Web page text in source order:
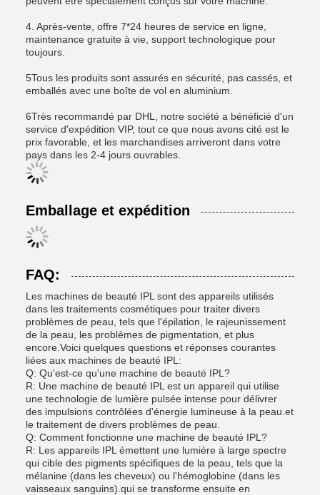
4. Après-vente, offre 7*24 heures de service en ligne,
maintenance gratuite à vie, support technologique pour
toujours.
5Tous les produits sont assurés en sécurité, pas cassés, et
emballés avec une boîte de vol en aluminium.
6Très recommandé par DHL, notre société a bénéficié d'un
service d'expédition VIP, tout ce que nous avons cité est le
prix favorable, et les marchandises arriveront dans votre
pays dans les 2-4 jours ouvrables.
Emballage et expédition
FAQ:
Les machines de beauté IPL sont des appareils utilisés
dans les traitements cosmétiques pour traiter divers
problèmes de peau, tels que l'épilation, le rajeunissement
de la peau, les problèmes de pigmentation, et plus
encore.Voici quelques questions et réponses courantes
liées aux machines de beauté IPL:
Q: Qu'est-ce qu'une machine de beauté IPL?
R: Une machine de beauté IPL est un appareil qui utilise
une technologie de lumière pulsée intense pour délivrer
des impulsions contrôlées d'énergie lumineuse à la peau.et
le traitement de divers problèmes de peau.
Q: Comment fonctionne une machine de beauté IPL?
R: Les appareils IPL émettent une lumière à large spectre
qui cible des pigments spécifiques de la peau, tels que la
mélanine (dans les cheveux) ou l'hémoglobine (dans les
vaisseaux sanguins).qui se transforme ensuite en